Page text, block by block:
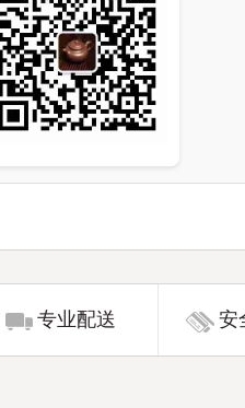
专业配送 安